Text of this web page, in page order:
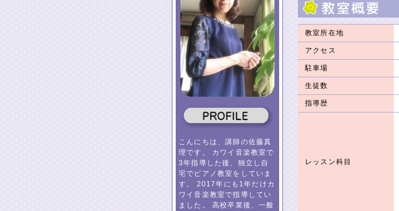
こんにちは、講師の佐藤真
理です。 カワイ音楽教室で
3年指導した後、独立し自
宅でピアノ教室をしていま
す。 2017年にも1年だけカ
ワイ音楽教室で指導してい
ました。 高校卒業後、一般
教室所在地
アクセス
駐車場
生徒数
指導歴
レッスン科目